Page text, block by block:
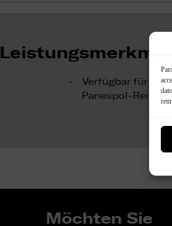
Verfügbar für
Panespol-Reihe
Möchten Sie